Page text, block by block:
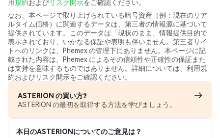
用規約およびリスク開示をご確認ください。
なお、本ページで取り上げられている暗号資産（例：現在のリア
ルタイム価格）に関連するデータは、第三者の情報源に基づいて
提供されています。このデータは「現状のまま」情報提供目的で
表示されており、いかなる保証や表明も伴いません。第三者サイ
トへのリンクは、Phemex の管理下にありません。本ページに記
載された内容は、Phemex によるその信頼性や正確性の保証また
は支持を意味するものではありません。詳細については、利用規
約およびリスク開示をご確認ください。
ASTERION の買い方?
ASTERION の最初を取得する方法を学びましょう。
本日のASTERIONについてのご意見は？